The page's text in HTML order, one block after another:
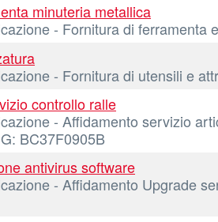
minuteria metallica
- Fornitura di
- Fornitura di utensili e
controllo ralle
- Affidamento servizio
BC37F0905B
antivirus software
- Affidamento Upgrade